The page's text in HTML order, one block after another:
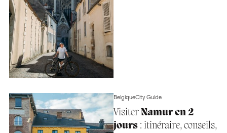
BelgiqueCity Guide
Visiter Namur en 2
jours: itinéraire, conseils,